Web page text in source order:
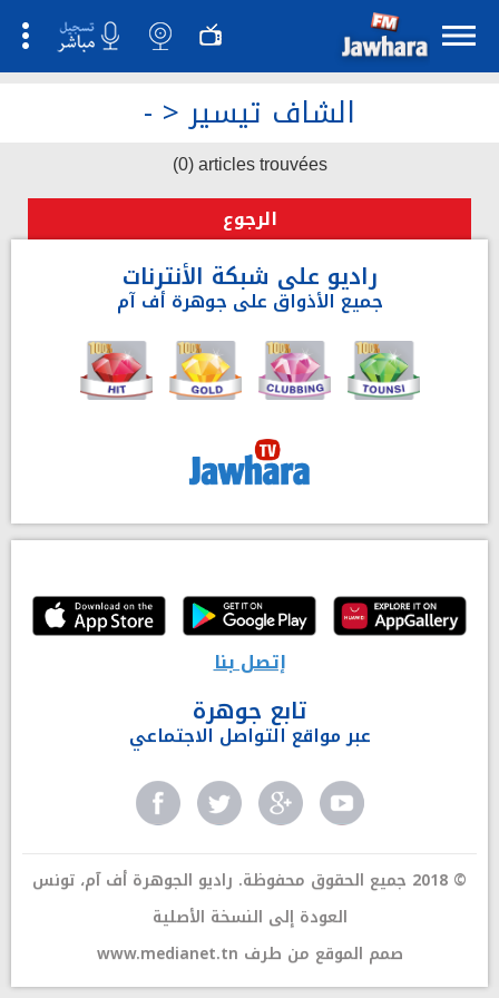
- >الشاف تيسير
(0) articles trouvées
الرجوع
راديو على شبكة الأنترنات
جميع الأذواق على جوهرة أف آم
إتصل بنا
تابع جوهرة
عبر مواقع التواصل الاجتماعي
© 2018 جميع الحقوق محفوظة. راديو الجوهرة أف آم، تونس
العودة إلى النسخة الأصلية
www.medianet.tn صمم الموقع من طرف